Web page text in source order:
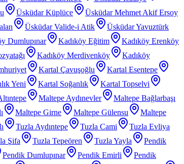
Üsküdar Küplüce
Üsküdar Mehmet Akif Ersoy
Üsküdar Valide-i Atik
Üsküdar Yavuztürk
Dumlupınar Kadıköy Eğitim
Kadıköy Erenköy
Kadıköy Merdivenköy
Kadıköy
Kartal Çavuşoğlu
Kartal Esentepe
Yeni Kartal Soğanlık
Kartal Topselvi
Maltepe Aydınevler
Maltepe Bağlarbaşı
Maltepe Girne Maltepe Gülensu
Maltepe
Tuzla Aydıntepe Tuzla Cami
Tuzla Evliya
Şifa Tuzla Tepeören Tuzla Yayla
Pendik
Pendik Dumlupınar Pendik Emirli
Pendik